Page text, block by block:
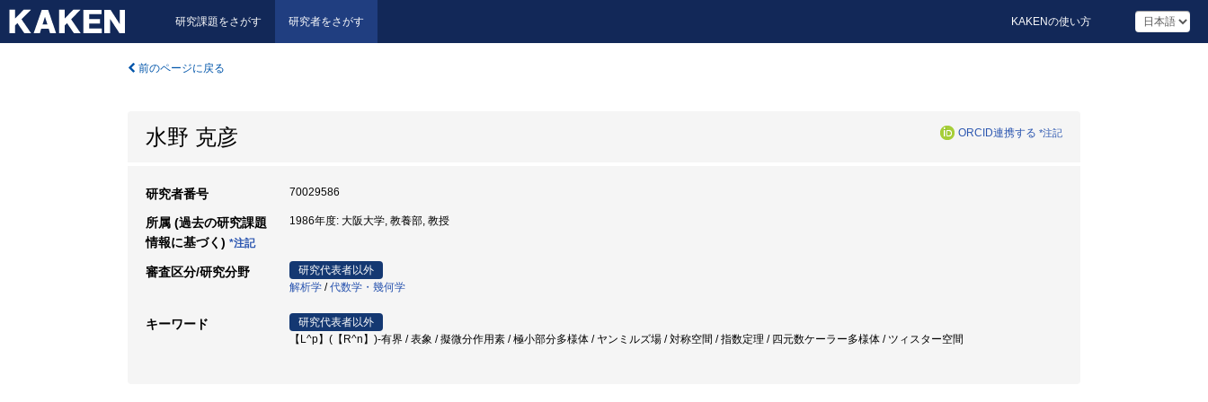
研究課題をさがす 研究者をさがす KAKENの使い方
前のページに戻る
水野 克彦 ORCID連携する *注記
研究者番号 70029586
所属 (過去の研究課題
情報に基づく) *注記
1986年度: 大阪大学, 教養部, 教授
審査区分/研究分野
研究代表者以外
解析学 /代数学・幾何学
キーワード
研究代表者以外
【L^p】(【R^n】)-有界 / 表象 / 擬微分作用素 / 極小部分多様体 / ヤンミルズ場 / 対称空間 / 指数定理 / 四元数ケーラー多様体 / ツィスター空間